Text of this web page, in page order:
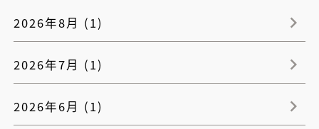
2026年8月 (1)
2026年7月 (1)
2026年6月 (1)